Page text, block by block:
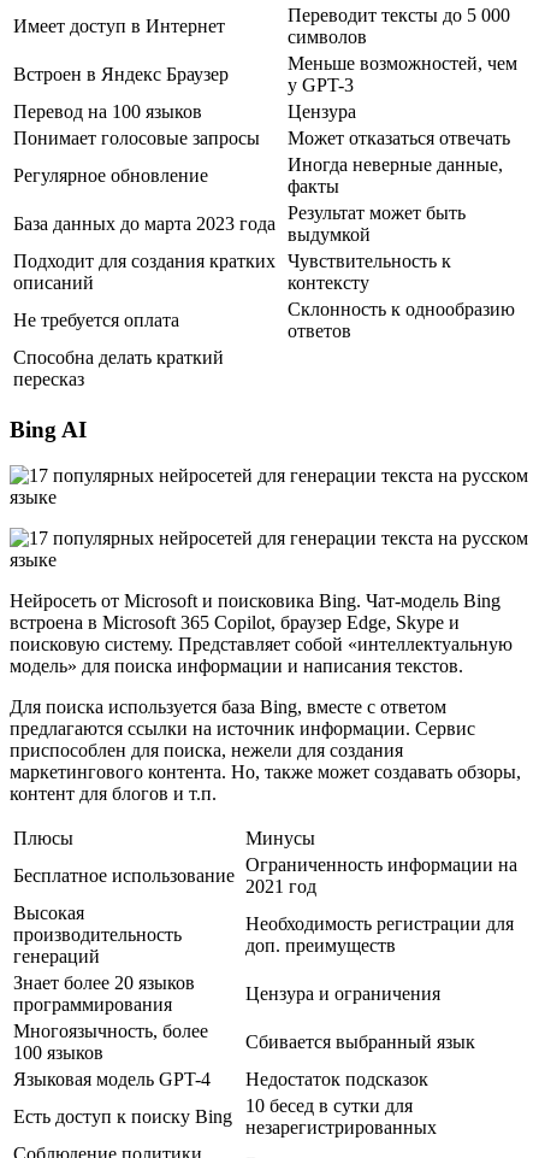
Имеет доступ в Интернет
Переводит тексты до 5 000
символов
Встроен в Яндекс Браузер
Меньше возможностей, чем
у GPT-3
Перевод на 100 языков
Цензура
Понимает голосовые запросы
Может отказаться отвечать
Регулярное обновление
Иногда неверные данные,
факты
База данных до марта 2023 года
Результат может быть
выдумкой
Подходит для создания кратких
описаний
Чувствительность к
контексту
Не требуется оплата
Склонность к однообразию
ответов
Способна делать краткий
пересказ
Bing AI
Нейросеть от Microsoft и поисковика Bing. Чат-модель Bing
встроена в Microsoft 365 Copilot, браузер Edge, Skype и
поисковую систему. Представляет собой «интеллектуальную
модель» для поиска информации и написания текстов.
Для поиска используется база Bing, вместе с ответом
предлагаются ссылки на источник информации. Сервис
приспособлен для поиска, нежели для создания
маркетингового контента. Но, также может создавать обзоры,
контент для блогов и т.п.
Плюсы
Минусы
Бесплатное использование
Ограниченность информации на
2021 год
Высокая
производительность
генераций
Необходимость регистрации для
доп. преимуществ
Знает более 20 языков
программирования
Цензура и ограничения
Многоязычность, более
100 языков
Сбивается выбранный язык
Языковая модель GPT-4
Недостаток подсказок
Есть доступ к поиску Bing
10 бесед в сутки для
незарегистрированных